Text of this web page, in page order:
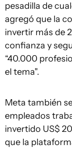
pesadilla de
agregó que la
invertir más de
confianza y
“40.000
el tema".
Meta también
empleados
invertido US$
que la